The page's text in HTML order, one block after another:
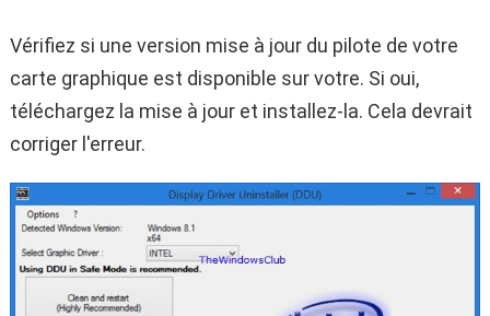
Vérifiez si une version mise à jour du pilote de votre
carte graphique est disponible sur votre. Si oui,
téléchargez la mise à jour et installez-la. Cela devrait
corriger l'erreur.